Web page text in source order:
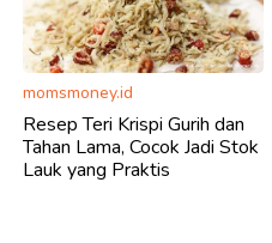
momsmoney.id
Resep Teri Krispi Gurih dan
Tahan Lama, Cocok Jadi Stok
Lauk yang Praktis